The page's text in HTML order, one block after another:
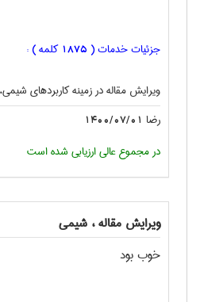
جزئیات خدمات ( 1875 کلمه ) :
ویرایش مقاله در زمینه کاربردهای
رضا 1400/07/01
در مجموع عالی ارزیابی شده است
ویرایش مقاله ، شيمی
خوب بود